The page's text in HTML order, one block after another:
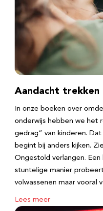
Aandacht trekken
In onze boeken over
onderwijs hebben we het
gedrag” van kinderen.
begint bij anders kijken.
Ongestold verlangen.
stuntelige manier
volwassenen maar vooral
Lees meer